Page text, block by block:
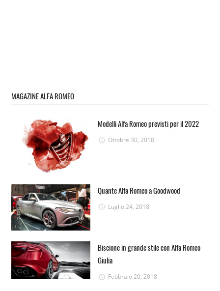
MAGAZINE ALFA ROMEO
Modelli Alfa Romeo previsti per il 2022
Ottobre 30, 2018
Quante Alfa Romeo a Goodwood
Luglio 24, 2018
Biscione in grande stile con Alfa Romeo
Giulia
Febbraio 20, 2018